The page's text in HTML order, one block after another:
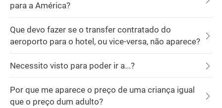
para a América?
Que devo fazer se o transfer contratado do
aeroporto para o hotel, ou vice-versa, não aparece?
Necessito visto para poder ir a...?
Por que me aparece o preço de uma criança igual
que o preço dum adulto?